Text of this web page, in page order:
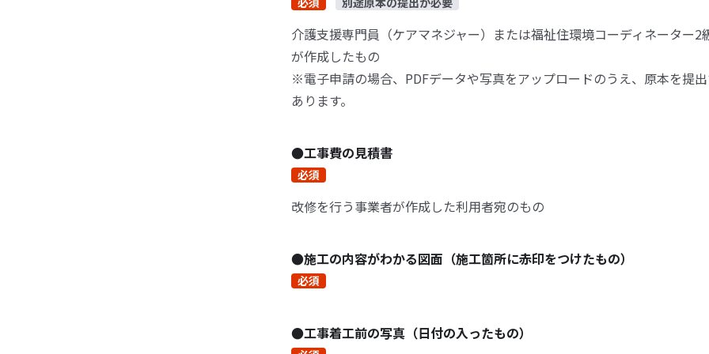
介護支援専門員（ケアマネジャー）または福祉住環境コーディネーター2
が作成したもの
※電子申請の場合、PDFデータや写真をアップロードのうえ、原本を提
あります。
●工事費の見積書
必須
改修を行う事業者が作成した利用者宛のもの
●施工の内容がわかる図面（施工箇所に赤印をつけたもの）
必須
●工事着工前の写真（日付の入ったもの）